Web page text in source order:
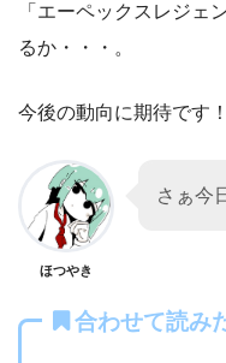
「エーペックスレジェ
るか・・・。
今後の動向に期待です！
ほつやき
さぁ今
合わせて読み